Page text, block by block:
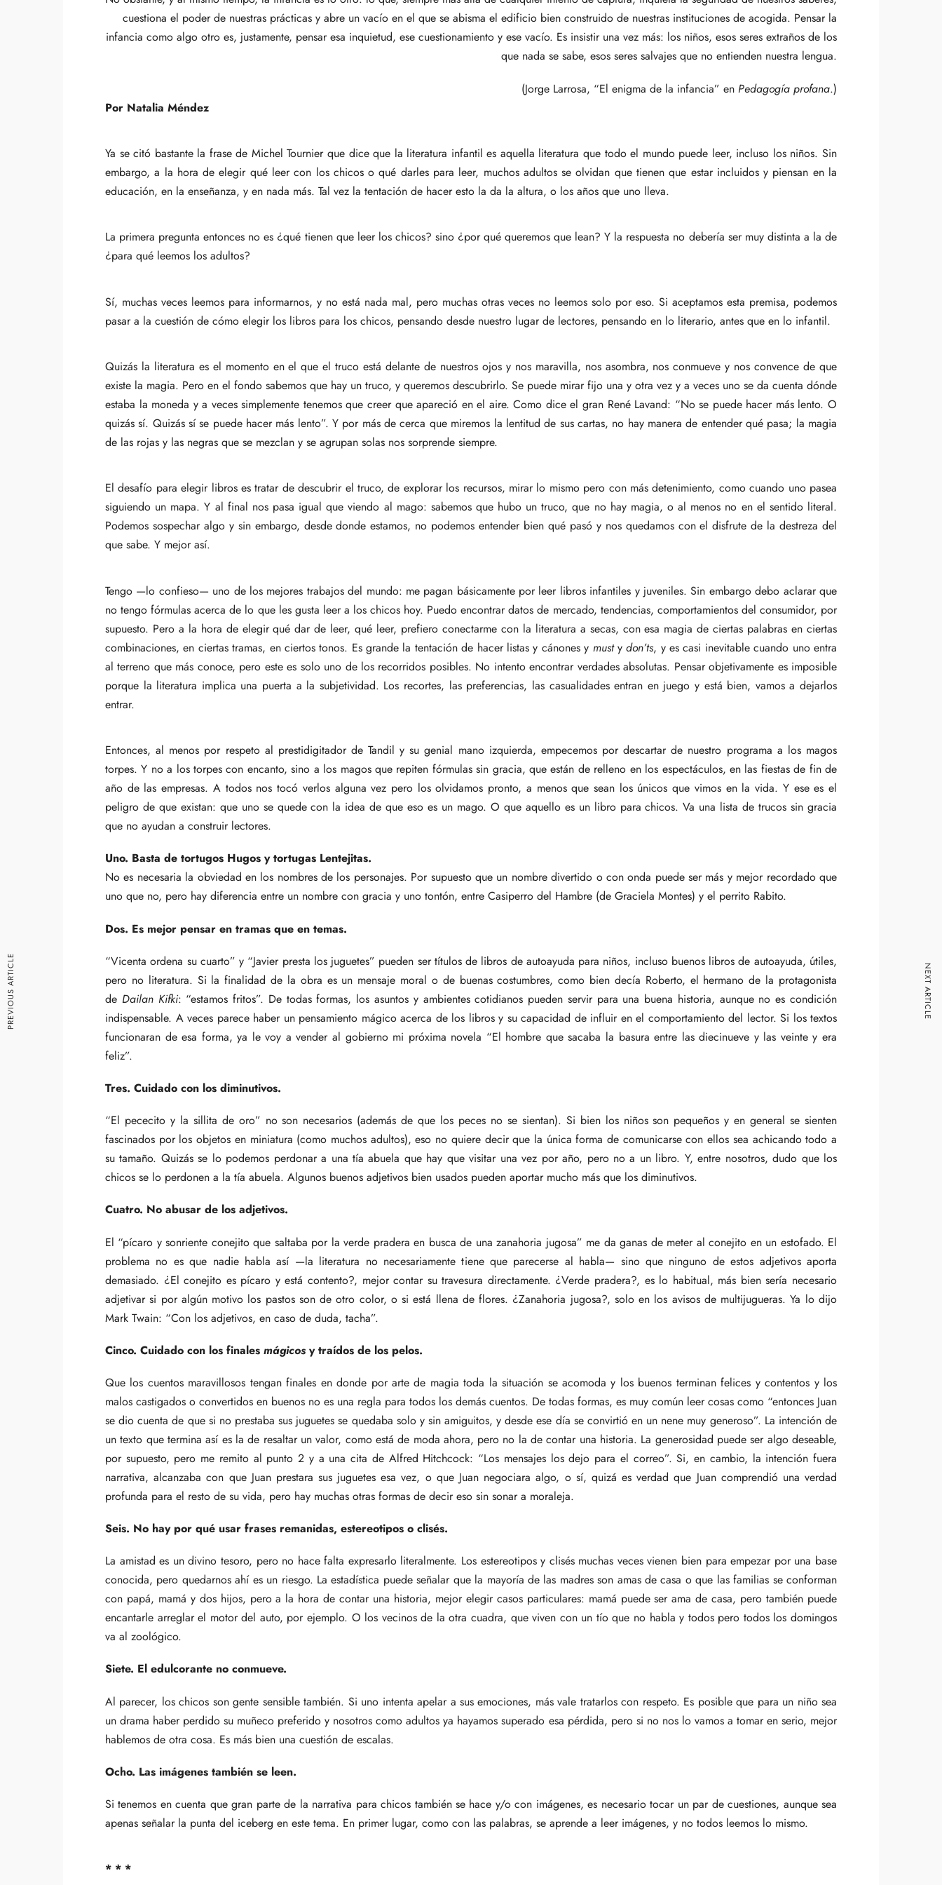
cuestiona el poder de nuestras prácticas y abre un vacío en el que se abisma el edificio bien construido de nuestras instituciones de acogida. Pensar la
infancia como algo otro es, justamente, pensar esa inquietud, ese cuestionamiento y ese vacío. Es insistir una vez más: los niños, esos seres extraños de los
que nada se sabe, esos seres salvajes que no entienden nuestra lengua.
(Jorge Larrosa, “El enigma de la infancia” en Pedagogía profana.)
Por Natalia Méndez
Ya se citó bastante la frase de Michel Tournier que dice que la literatura infantil es aquella literatura que todo el mundo puede leer, incluso los niños. Sin
embargo, a la hora de elegir qué leer con los chicos o qué darles para leer, muchos adultos se olvidan que tienen que estar incluidos y piensan en la
educación, en la enseñanza, y en nada más. Tal vez la tentación de hacer esto la da la altura, o los años que uno lleva.
La primera pregunta entonces no es ¿qué tienen que leer los chicos? sino ¿por qué queremos que lean? Y la respuesta no debería ser muy distinta a la de
¿para qué leemos los adultos?
Sí, muchas veces leemos para informarnos, y no está nada mal, pero muchas otras veces no leemos solo por eso. Si aceptamos esta premisa, podemos
pasar a la cuestión de cómo elegir los libros para los chicos, pensando desde nuestro lugar de lectores, pensando en lo literario, antes que en lo infantil.
Quizás la literatura es el momento en el que el truco está delante de nuestros ojos y nos maravilla, nos asombra, nos conmueve y nos convence de que
existe la magia. Pero en el fondo sabemos que hay un truco, y queremos descubrirlo. Se puede mirar fijo una y otra vez y a veces uno se da cuenta dónde
estaba la moneda y a veces simplemente tenemos que creer que apareció en el aire. Como dice el gran René Lavand: “No se puede hacer más lento. O
quizás sí. Quizás sí se puede hacer más lento”. Y por más de cerca que miremos la lentitud de sus cartas, no hay manera de entender qué pasa; la magia
de las rojas y las negras que se mezclan y se agrupan solas nos sorprende siempre.
El desafío para elegir libros es tratar de descubrir el truco, de explorar los recursos, mirar lo mismo pero con más detenimiento, como cuando uno pasea
siguiendo un mapa. Y al final nos pasa igual que viendo al mago: sabemos que hubo un truco, que no hay magia, o al menos no en el sentido literal.
Podemos sospechar algo y sin embargo, desde donde estamos, no podemos entender bien qué pasó y nos quedamos con el disfrute de la destreza del
que sabe. Y mejor así.
Tengo —lo confieso— uno de los mejores trabajos del mundo: me pagan básicamente por leer libros infantiles y juveniles. Sin embargo debo aclarar que
no tengo fórmulas acerca de lo que les gusta leer a los chicos hoy. Puedo encontrar datos de mercado, tendencias, comportamientos del consumidor, por
supuesto. Pero a la hora de elegir qué dar de leer, qué leer, prefiero conectarme con la literatura a secas, con esa magia de ciertas palabras en ciertas
combinaciones, en ciertas tramas, en ciertos tonos. Es grande la tentación de hacer listas y cánones y mustydon’ts, y es casi inevitable cuando uno entra
al terreno que más conoce, pero este es solo uno de los recorridos posibles. No intento encontrar verdades absolutas. Pensar objetivamente es imposible
porque la literatura implica una puerta a la subjetividad. Los recortes, las preferencias, las casualidades entran en juego y está bien, vamos a dejarlos
entrar.
Entonces, al menos por respeto al prestidigitador de Tandil y su genial mano izquierda, empecemos por descartar de nuestro programa a los magos
torpes. Y no a los torpes con encanto, sino a los magos que repiten fórmulas sin gracia, que están de relleno en los espectáculos, en las fiestas de fin de
año de las empresas. A todos nos tocó verlos alguna vez pero los olvidamos pronto, a menos que sean los únicos que vimos en la vida. Y ese es el
peligro de que existan: que uno se quede con la idea de que eso es un mago. O que aquello es un libro para chicos. Va una lista de trucos sin gracia
que no ayudan a construir lectores.
Uno. Basta de tortugos Hugos y tortugas Lentejitas.
No es necesaria la obviedad en los nombres de los personajes. Por supuesto que un nombre divertido o con onda puede ser más y mejor recordado que
uno que no, pero hay diferencia entre un nombre con gracia y uno tontón, entre Casiperro del Hambre (de Graciela Montes) y el perrito Rabito.
Dos. Es mejor pensar en tramas que en temas.
“Vicenta ordena su cuarto” y “Javier presta los juguetes” pueden ser títulos de libros de autoayuda para niños, incluso buenos libros de autoayuda, útiles,
pero no literatura. Si la finalidad de la obra es un mensaje moral o de buenas costumbres, como bien decía Roberto, el hermano de la protagonista
de Dailan Kifki: “estamos fritos”. De todas formas, los asuntos y ambientes cotidianos pueden servir para una buena historia, aunque no es condición
indispensable. A veces parece haber un pensamiento mágico acerca de los libros y su capacidad de influir en el comportamiento del lector. Si los textos
funcionaran de esa forma, ya le voy a vender al gobierno mi próxima novela “El hombre que sacaba la basura entre las diecinueve y las veinte y era
feliz”.
Tres. Cuidado con los diminutivos.
“El pececito y la sillita de oro” no son necesarios (además de que los peces no se sientan). Si bien los niños son pequeños y en general se sienten
fascinados por los objetos en miniatura (como muchos adultos), eso no quiere decir que la única forma de comunicarse con ellos sea achicando todo a
su tamaño. Quizás se lo podemos perdonar a una tía abuela que hay que visitar una vez por año, pero no a un libro. Y, entre nosotros, dudo que los
chicos se lo perdonen a la tía abuela. Algunos buenos adjetivos bien usados pueden aportar mucho más que los diminutivos.
Cuatro. No abusar de los adjetivos.
El “pícaro y sonriente conejito que saltaba por la verde pradera en busca de una zanahoria jugosa” me da ganas de meter al conejito en un estofado. El
problema no es que nadie habla así —la literatura no necesariamente tiene que parecerse al habla— sino que ninguno de estos adjetivos aporta
demasiado. ¿El conejito es pícaro y está contento?, mejor contar su travesura directamente. ¿Verde pradera?, es lo habitual, más bien sería necesario
adjetivar si por algún motivo los pastos son de otro color, o si está llena de flores. ¿Zanahoria jugosa?, solo en los avisos de multijugueras. Ya lo dijo
Mark Twain: “Con los adjetivos, en caso de duda, tacha”.
Cinco. Cuidado con los finales mágicos y traídos de los pelos.
Que los cuentos maravillosos tengan finales en donde por arte de magia toda la situación se acomoda y los buenos terminan felices y contentos y los
malos castigados o convertidos en buenos no es una regla para todos los demás cuentos. De todas formas, es muy común leer cosas como “entonces Juan
se dio cuenta de que si no prestaba sus juguetes se quedaba solo y sin amiguitos, y desde ese día se convirtió en un nene muy generoso”. La intención de
un texto que termina así es la de resaltar un valor, como está de moda ahora, pero no la de contar una historia. La generosidad puede ser algo deseable,
por supuesto, pero me remito al punto 2 y a una cita de Alfred Hitchcock: “Los mensajes los dejo para el correo”. Si, en cambio, la intención fuera
narrativa, alcanzaba con que Juan prestara sus juguetes esa vez, o que Juan negociara algo, o sí, quizá es verdad que Juan comprendió una verdad
profunda para el resto de su vida, pero hay muchas otras formas de decir eso sin sonar a moraleja.
Seis. No hay por qué usar frases remanidas, estereotipos o clisés.
La amistad es un divino tesoro, pero no hace falta expresarlo literalmente. Los estereotipos y clisés muchas veces vienen bien para empezar por una base
conocida, pero quedarnos ahí es un riesgo. La estadística puede señalar que la mayoría de las madres son amas de casa o que las familias se conforman
con papá, mamá y dos hijos, pero a la hora de contar una historia, mejor elegir casos particulares: mamá puede ser ama de casa, pero también puede
encantarle arreglar el motor del auto, por ejemplo. O los vecinos de la otra cuadra, que viven con un tío que no habla y todos pero todos los domingos
va al zoológico.
Siete. El edulcorante no conmueve.
Al parecer, los chicos son gente sensible también. Si uno intenta apelar a sus emociones, más vale tratarlos con respeto. Es posible que para un niño sea
un drama haber perdido su muñeco preferido y nosotros como adultos ya hayamos superado esa pérdida, pero si no nos lo vamos a tomar en serio, mejor
hablemos de otra cosa. Es más bien una cuestión de escalas.
Ocho. Las imágenes también se leen.
Si tenemos en cuenta que gran parte de la narrativa para chicos también se hace y/o con imágenes, es necesario tocar un par de cuestiones, aunque sea
apenas señalar la punta del iceberg en este tema. En primer lugar, como con las palabras, se aprende a leer imágenes, y no todos leemos lo mismo.
* * *
PREVIOUS ARTICLE NEXT ARTICLE